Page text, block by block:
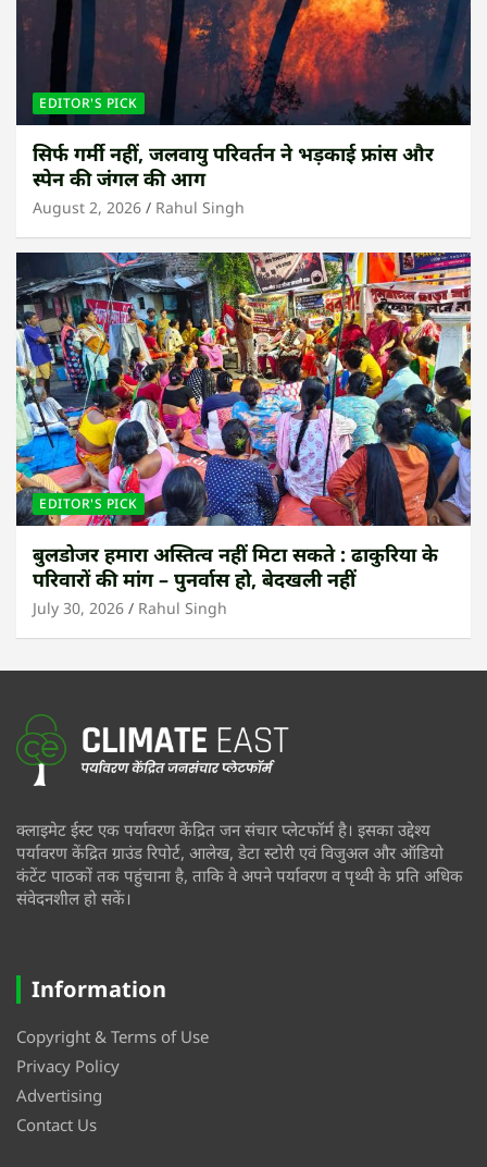
EDITOR'S PICK
सिर्फ गर्मी नहीं, जलवायु परिवर्तन ने भड़काई फ्रांस और
स्पेन की जंगल की आग
August 2, 2026 Rahul Singh
EDITOR'S PICK
बुलडोजर हमारा अस्तित्व नहीं मिटा सकते : ढाकुरिया के
परिवारों की मांग – पुनर्वास हो, बेदखली नहीं
July 30, 2026 Rahul Singh
क्लाइमेट ईस्ट एक पर्यावरण केंद्रित जन संचार प्लेटफॉर्म है। इसका उद्देश्य
पर्यावरण केंद्रित ग्राउंड रिपोर्ट, आलेख, डेटा स्टोरी एवं विजुअल और ऑडियो
कंटेंट पाठकों तक पहुंचाना है, ताकि वे अपने पर्यावरण व पृथ्वी के प्रति अधिक
संवेदनशील हो सकें।
Information
Copyright & Terms of Use
Privacy Policy
Advertising
Contact Us